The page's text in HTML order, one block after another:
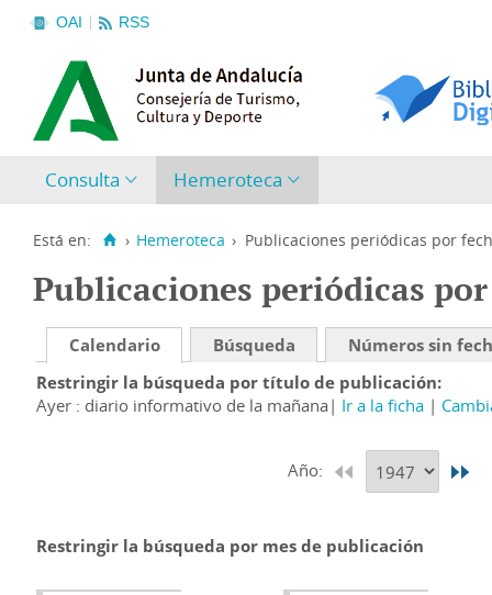
OAI RSS
Consulta Hemeroteca
Está en: › Hemeroteca › Publicaciones periódicas por
Publicaciones periódicas
Calendario Búsqueda
Números sin
Restringir la búsqueda por título de publicación
Ayer : diario informativo de la mañana
Ir a la ficha
Año:
Restringir la búsqueda por mes de publicación